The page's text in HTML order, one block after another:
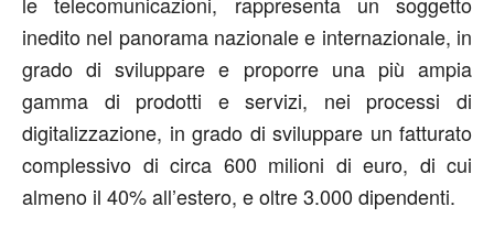
inedito nel panorama nazionale e internazionale, in
grado di sviluppare e proporre una più ampia
gamma di prodotti e servizi, nei processi di
digitalizzazione, in grado di sviluppare un fatturato
complessivo di circa 600 milioni di euro, di cui
almeno il 40% all’estero, e oltre 3.000 dipendenti.